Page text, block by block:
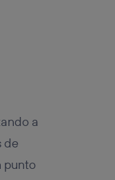
a
de
punto